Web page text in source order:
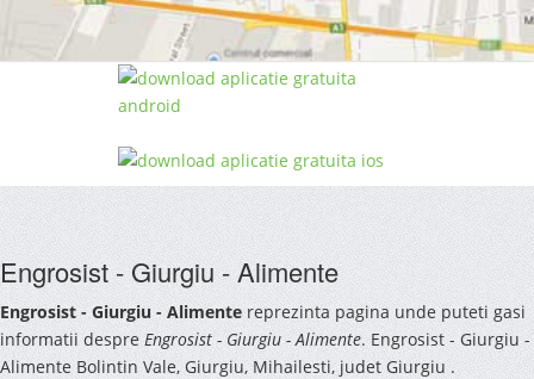
Engrosist - Giurgiu - Alimente
Engrosist - Giurgiu - Alimente reprezinta pagina unde puteti gasi
informatii despreEngrosist - Giurgiu - Alimente. Engrosist - Giurgiu -
Alimente Bolintin Vale, Giurgiu, Mihailesti, judet Giurgiu .